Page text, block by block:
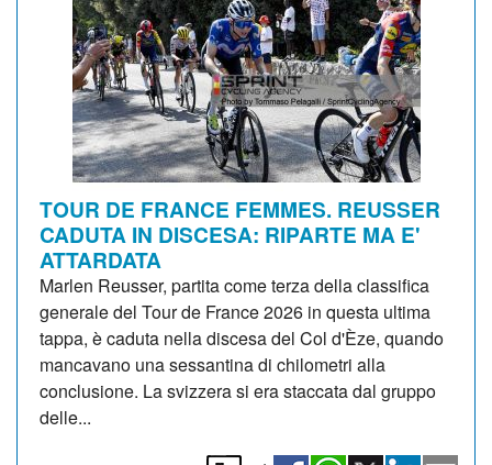
TOUR DE FRANCE FEMMES. REUSSER
CADUTA IN DISCESA: RIPARTE MA E'
ATTARDATA
Marlen Reusser, partita come terza della classifica
generale del Tour de France 2026 in questa ultima
tappa, è caduta nella discesa del Col d'Èze, quando
mancavano una sessantina di chilometri alla
conclusione. La svizzera si era staccata dal gruppo
delle...